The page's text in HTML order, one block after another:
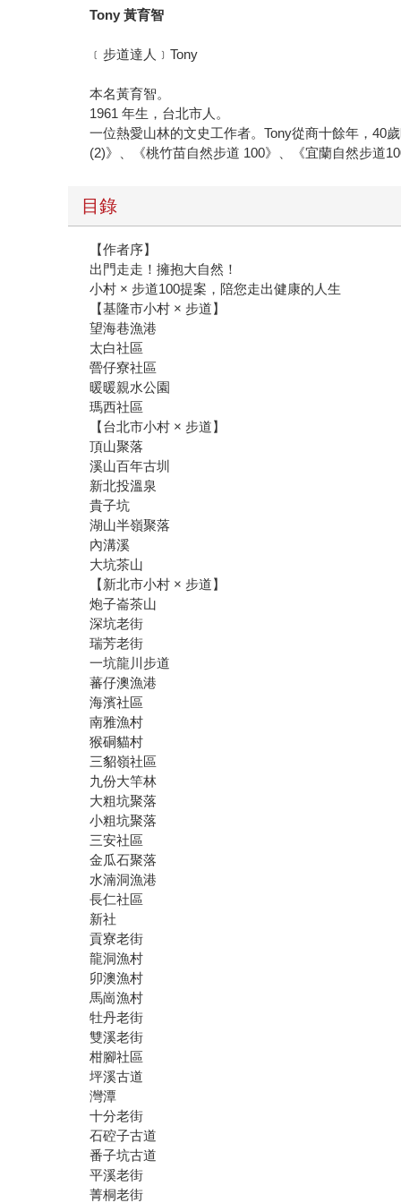
Tony 黃育智
﹝步道達人﹞Tony
本名黃育智。
1961 年生，台北市人。
一位熱愛山林的文史工作者。Tony從商十餘年，40
(2)》、《桃竹苗自然步道 100》、《宜蘭自然步道
目錄
【作者序】
出門走走！擁抱大自然！
小村 × 步道100提案，陪您走出健康的人生
【基隆市小村 × 步道】
望海巷漁港
太白社區
罾仔寮社區
暖暖親水公園
瑪西社區
【台北市小村 × 步道】
頂山聚落
溪山百年古圳
新北投溫泉
貴子坑
湖山半嶺聚落
內溝溪
大坑茶山
【新北市小村 × 步道】
炮子崙茶山
深坑老街
瑞芳老街
一坑龍川步道
蕃仔澳漁港
海濱社區
南雅漁村
猴硐貓村
三貂嶺社區
九份大竿林
大粗坑聚落
小粗坑聚落
三安社區
金瓜石聚落
水湳洞漁港
長仁社區
新社
貢寮老街
龍洞漁村
卯澳漁村
馬崗漁村
牡丹老街
雙溪老街
柑腳社區
坪溪古道
灣潭
十分老街
石硿子古道
番子坑古道
平溪老街
菁桐老街